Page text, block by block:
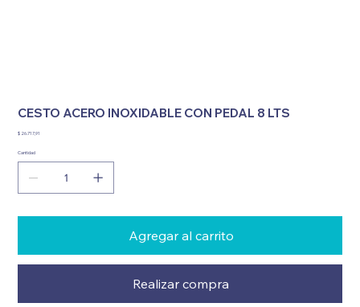
CESTO ACERO INOXIDABLE CON PEDAL 8 LTS
Precio
$ 26.717,91
Cantidad
Agregar al carrito
Realizar compra